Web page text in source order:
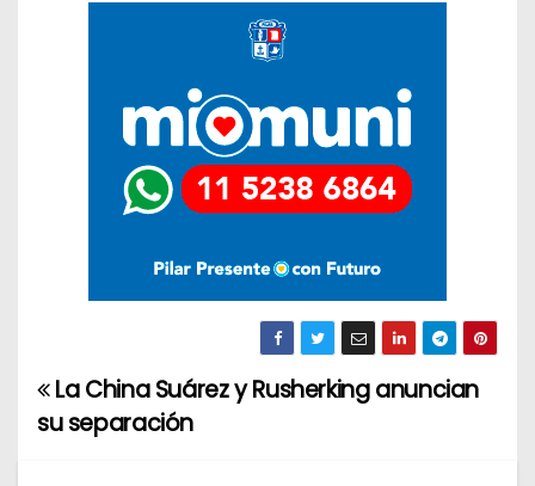
NLa China Suárez y Rusherking anuncian
su separación